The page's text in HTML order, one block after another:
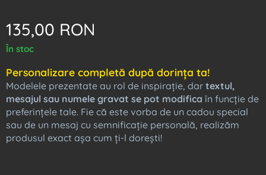
135,00 RON
În stoc
Personalizare completă după dorința ta!
Modelele prezentate au rol de inspirație, dar textul,
mesajul sau numele gravat se pot modifica în funcție de
preferințele tale. Fie că este vorba de un cadou special
sau de un mesaj cu semnificație personală, realizăm
produsul exact așa cum ți-l dorești! ✨